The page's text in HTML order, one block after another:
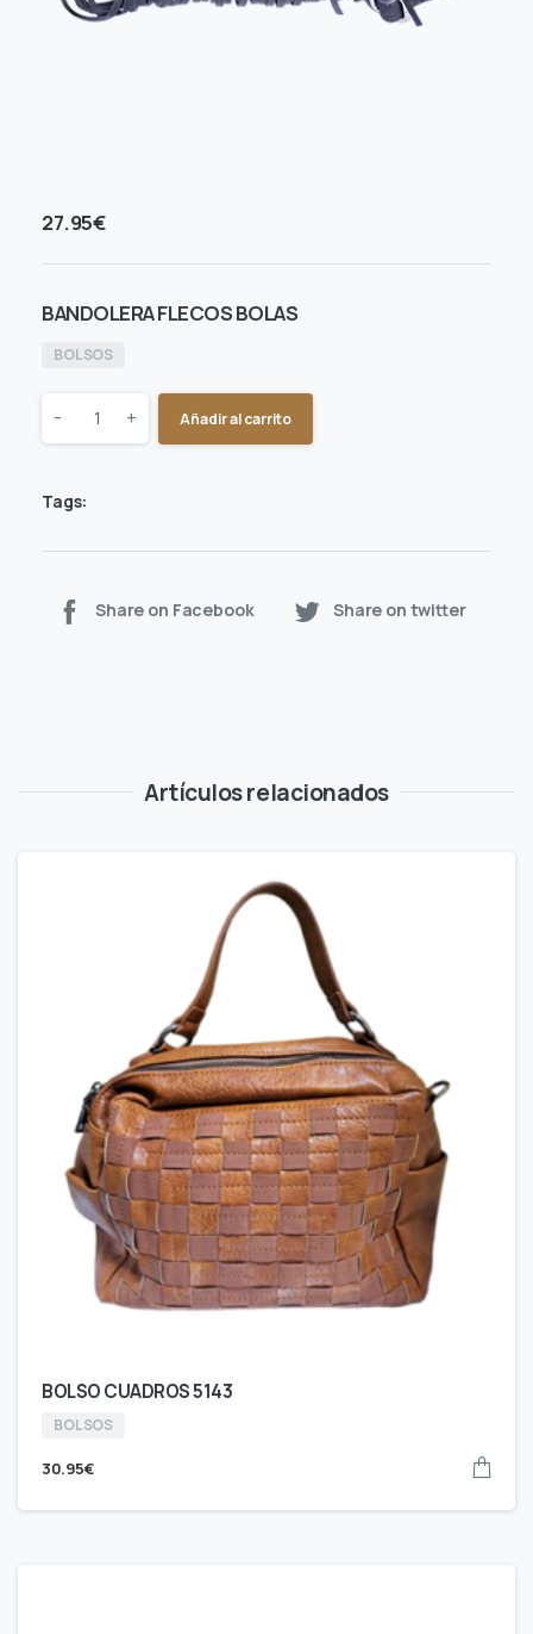
27.95€
BANDOLERA FLECOS BOLAS
BOLSOS
Quantity
- + Añadir al carrito
Tags:
Share on Facebook Share on twitter
Artículos relacionados
BOLSO CUADROS 5143
BOLSOS
30.95€